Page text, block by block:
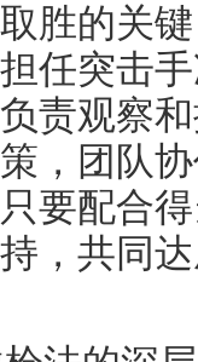
胜的关
任突击
责观察
，团队
要配合
，共同